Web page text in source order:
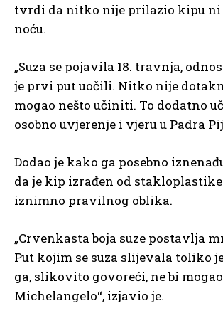
tvrdi da nitko nije prilazio kipu ni
noću.
„Suza se pojavila 18. travnja,
je prvi put uočili. Nitko nije
mogao nešto učiniti. To dodatno
osobno uvjerenje i vjeru u Padra
Dodao je kako ga posebno
da je kip izrađen od
iznimno pravilnog oblika.
„Crvenkasta boja suze postavlja
Put kojim se suza slijevala toliko
ga, slikovito govoreći, ne bi
Michelangelo“, izjavio je.